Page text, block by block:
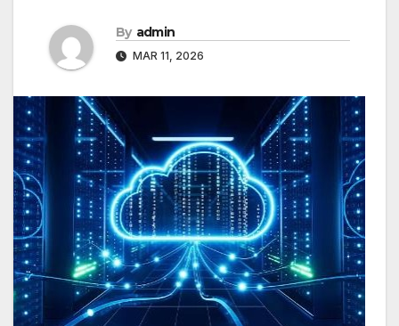
By admin
MAR 11, 2026